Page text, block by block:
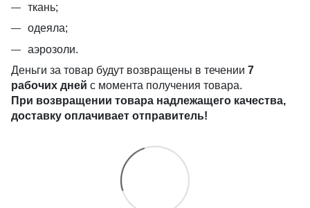
ткань;
одеяла;
аэрозоли.
Деньги за товар будут возвращены в течении 7
рабочих дней с момента получения товара.
При возвращении товара надлежащего качества,
доставку оплачивает отправитель!